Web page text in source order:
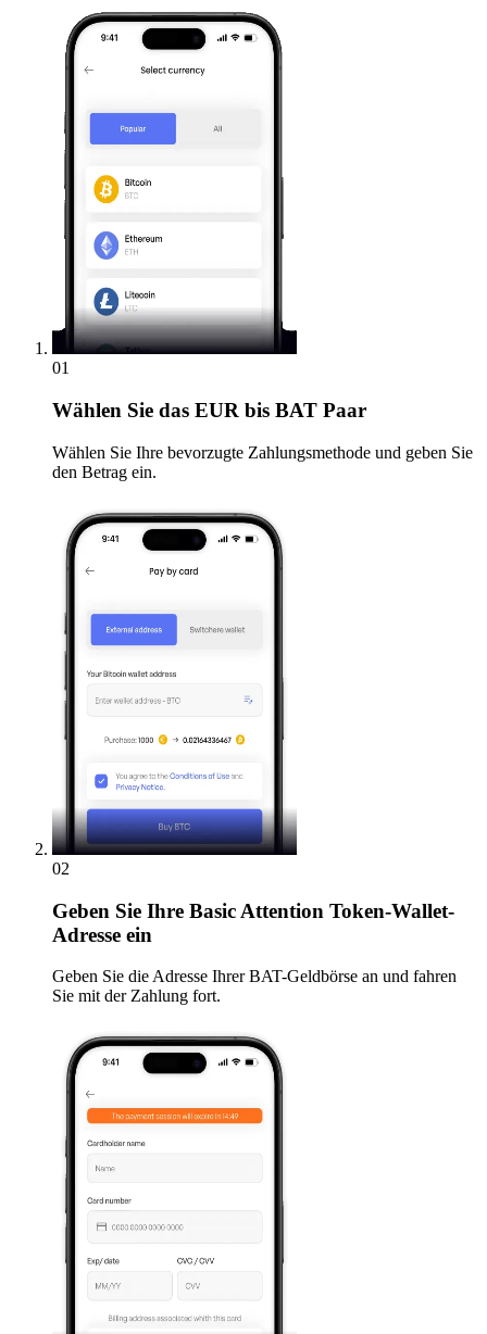
01
Wählen Sie das EUR bis BAT Paar
Wählen Sie Ihre bevorzugte Zahlungsmethode und geben Sie
den Betrag ein.
02
Geben Sie Ihre Basic Attention Token-Wallet-
Adresse ein
Geben Sie die Adresse Ihrer BAT-Geldbörse an und fahren
Sie mit der Zahlung fort.